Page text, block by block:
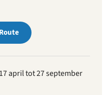
Route
april tot 27 september